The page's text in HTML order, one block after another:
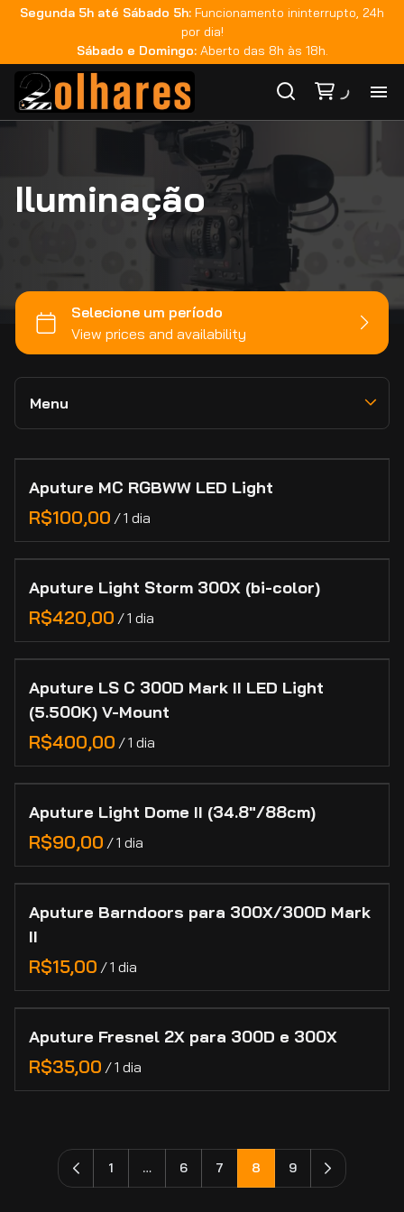
Segunda 5h até Sábado 5h: Funcionamento ininterrupto, 24h
por dia!
Sábado e Domingo: Aberto das 8h às 18h.
Iluminação
Menu
Home
Categorias
Bateria e Acessórios
Estabilizadores
Lentes
Marcas
Teradek
Fujinon
Zeiss
Rokinon
DJI
Sandisk
Metabones
Viltrox
Zhiyun
RED
Feelworld
Manutenção de Lentes de Cinema
Contato
Cadastro
Aputure MC RGBWW LED Light
/
Aputure Light Storm 300X (bi-color)
/
Aputure LS C 300D Mark II LED Light
(5.500K) V-Mount
/
Aputure Light Dome II (34.8"/88cm)
/
Aputure Barndoors para 300X/300D Mark
II
/
Aputure Fresnel 2X para 300D e 300X
/
1 … 6 7 8 9